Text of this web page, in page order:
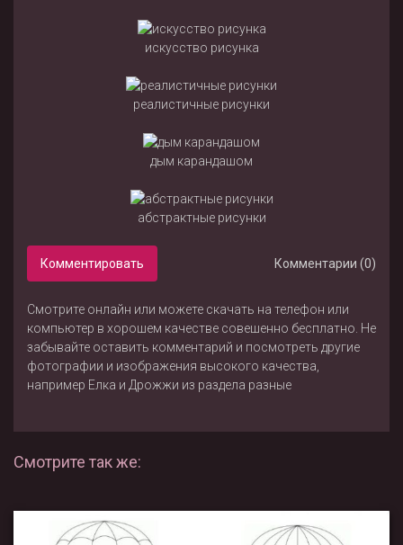
искусство рисунка
реалистичные рисунки
дым карандашом
абстрактные рисунки
Комментировать Комментарии (0)
Смотрите онлайн или можете скачать на телефон или
компьютер в хорошем качестве совешенно бесплатно. Не
забывайте оставить комментарий и посмотреть другие
фотографии и изображения высокого качества,
например Елка и Дрожжи из раздела разные
Смотрите так же: